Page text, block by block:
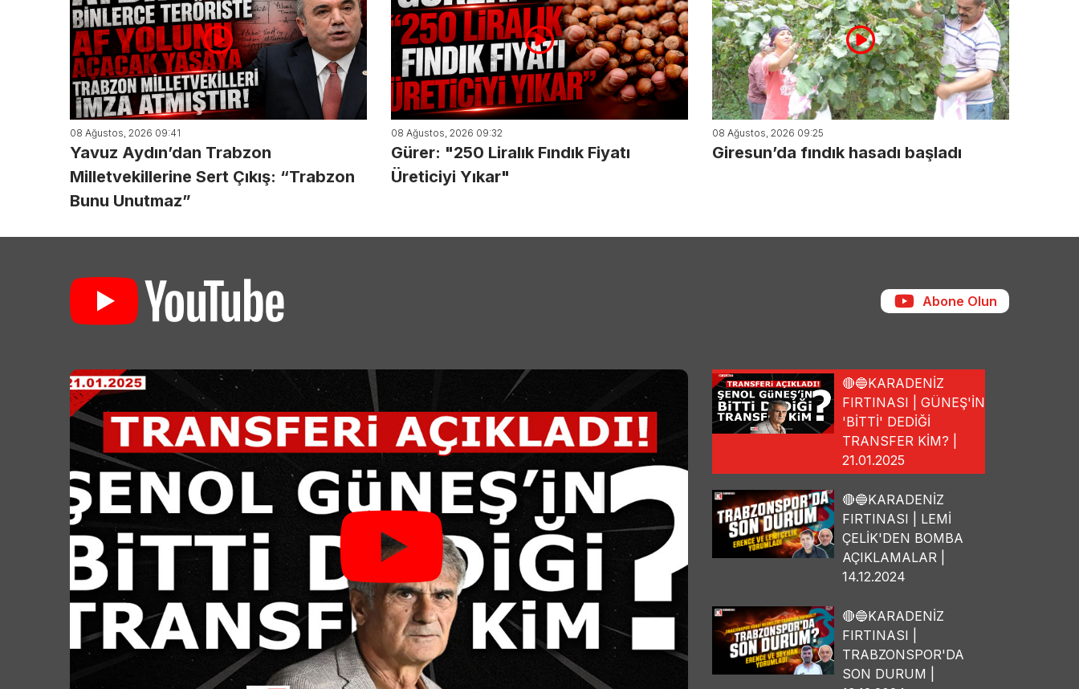
08 Ağustos, 2026 09:41
Yavuz Aydın’dan Trabzon
Milletvekillerine Sert Çıkış: “Trabzon
Bunu Unutmaz”
08 Ağustos, 2026 09:32
Gürer: "250 Liralık Fındık Fiyatı
Üreticiyi Yıkar"
08 Ağustos, 2026 09:25
Giresun’da fındık hasadı başladı
Abone Olun
🔴🔵KARADENİZ
FIRTINASI | GÜNEŞ'İN
'BİTTİ' DEDİĞİ
TRANSFER KİM? |
21.01.2025
🔴🔵KARADENİZ
FIRTINASI | LEMİ
ÇELİK'DEN BOMBA
AÇIKLAMALAR |
14.12.2024
🔴🔵KARADENİZ
FIRTINASI |
TRABZONSPOR'DA
SON DURUM |